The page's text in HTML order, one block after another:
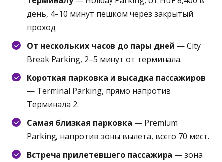
день, 4–10 минут пешком через закрытый
проход.
От нескольких часов до пары дней — City
Break Parking, 2–5 минут от терминала.
Короткая парковка и высадка пассажиров
— Terminal Parking, прямо напротив
Терминала 2.
Самая близкая парковка — Premium
Parking, напротив зоны вылета, всего 70 мест.
Встреча прилетевшего пассажира — зона